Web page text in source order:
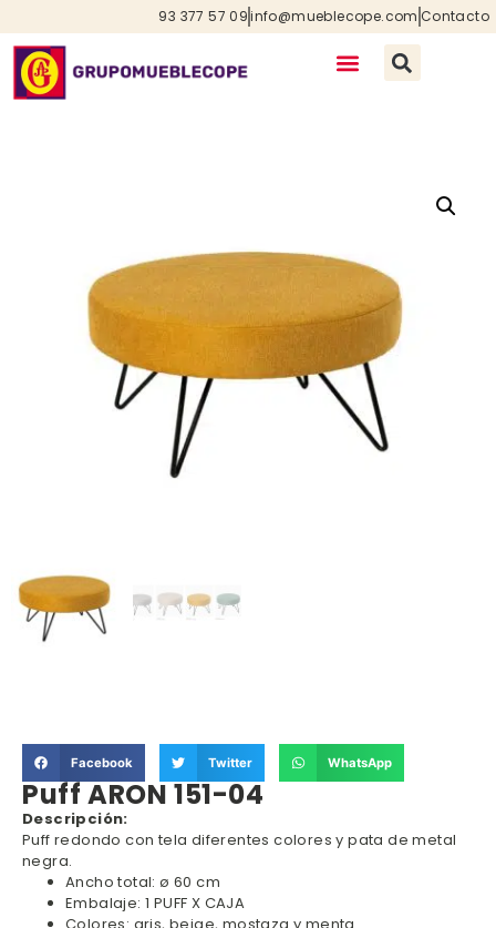
93 377 57 09info@mueblecope.com Contacto
Facebook Twitter WhatsApp
Puff ARON 151-04
Descripción:
Puff redondo con tela diferentes colores y pata de metal
negra.
Ancho total: ø 60 cm
Embalaje: 1 PUFF X CAJA